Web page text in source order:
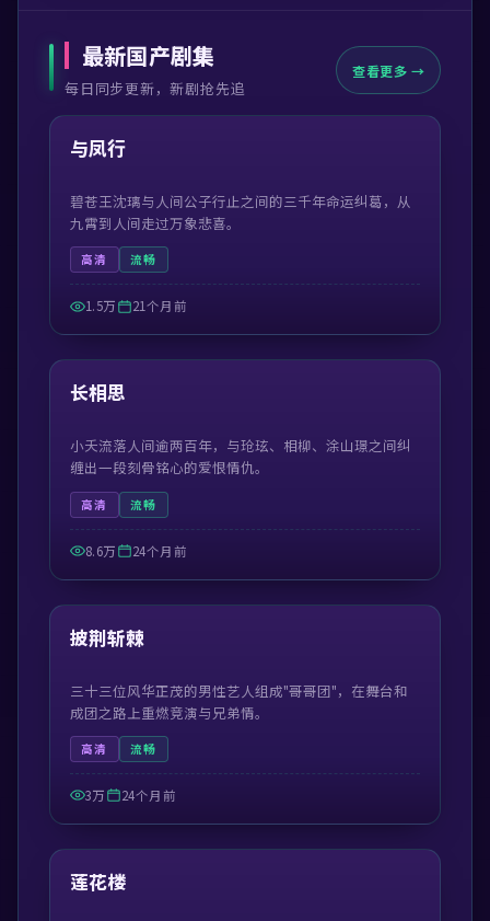
最新国产剧集
每日同步更新，新剧抢先追
查看更多 →
最新
与凤行
碧苍王沈璃与人间公子行止之间的三千年命运纠葛，从
九霄到人间走过万象悲喜。
高清 流畅
1.5万 21个月前
最新
47:39
长相思
小夭流落人间逾两百年，与玱玹、相柳、涂山璟之间纠
缠出一段刻骨铭心的爱恨情仇。
高清 流畅
8.6万 24个月前
最新
41:21
披荆斩棘
三十三位风华正茂的男性艺人组成"哥哥团"，在舞台和
成团之路上重燃竞演与兄弟情。
高清 流畅
3万 24个月前
最新
44:30
莲花楼